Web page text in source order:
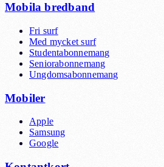
Mobila bredband
Fri surf
Med mycket surf
Studentabonnemang
Seniorabonnemang
Ungdomsabonnemang
Mobiler
Apple
Samsung
Google